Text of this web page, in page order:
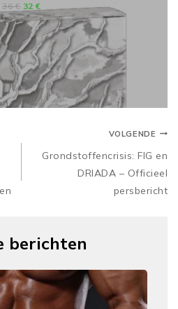
36€ 32€
VOLGENDE
Grondstoffencrisis: FIG en
DRIADA – Officieel
persbericht
berichten